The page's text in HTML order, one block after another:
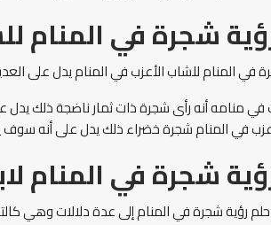
شجرة في المنام
في المنام للشاب الأعزب في المنام يدل على
في منامه أنه رأى شجرة ذات ثمار ناضجة ذلك يدل
في المنام شجرة خضراء ذلك يدل على أنه
شجرة في المنام
رؤية شجرة في المنام إلى عدة دلالات وهي